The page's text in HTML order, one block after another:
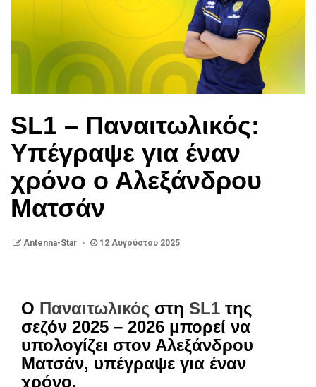
SL1 – Παναιτωλικός:
Υπέγραψε για έναν
χρόνο ο Αλεξάνδρου
Ματσάν
Antenna-Star 12 Αυγούστου 2025
Ο Παναιτωλικός στη SL1 της
σεζόν 2025 – 2026 μπορεί να
υπολογίζει στον Αλεξάνδρου
Ματσάν, υπέγραψε για έναν
χρόνο.